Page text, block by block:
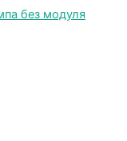
без модуля